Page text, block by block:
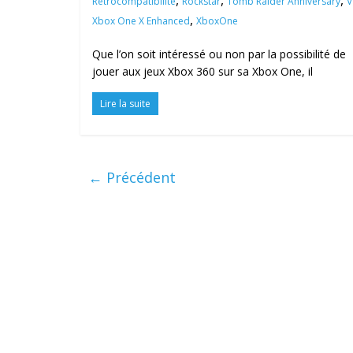
Xbox One X Enhanced, XboxOne
Que l’on soit intéressé ou non par la possibilité de
jouer aux jeux Xbox 360 sur sa Xbox One, il
Lire la suite
← Précédent